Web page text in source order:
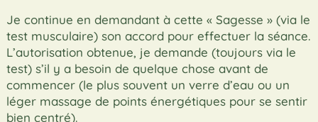
Je continue en demandant à cette « Sagesse » (via le
test musculaire) son accord pour effectuer la séance.
L’autorisation obtenue, je demande (toujours via le
test) s’il y a besoin de quelque chose avant de
commencer (le plus souvent un verre d’eau ou un
léger massage de points énergétiques pour se sentir
bien centré).